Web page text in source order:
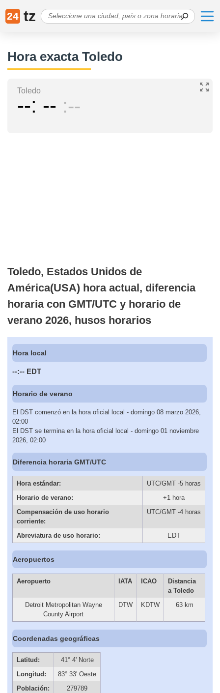
24 tz
Hora exacta Toledo
Toledo
-- -- --
Toledo, Estados Unidos de
América(USA) hora actual, diferencia
horaria con GMT/UTC y horario de
verano 2026, husos horarios
Hora local
--:-- EDT
Horario de verano
El DST comenzó en la hora oficial local - domingo 08 marzo 2026,
02:00
El DST se termina en la hora oficial local - domingo 01 noviembre
2026, 02:00
Diferencia horaria GMT/UTC
Hora estándar:
UTC/GMT -5 horas
Horario de verano:
+1 hora
Compensación de uso horario
corriente:
UTC/GMT -4 horas
Abreviatura de uso horario: EDT
Aeropuertos
Aeropuerto IATA ICAO
Distancia
a Toledo
Detroit Metropolitan Wayne
County Airport
DTW KDTW 63 km
Coordenadas geográficas
Latitud:
41° 4' Norte
Longitud:
83° 33' Oeste
Población:
279789